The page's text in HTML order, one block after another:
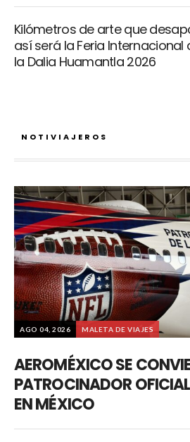
Kilómetros de arte que
así será la Feria Internacional
la Dalia Huamantla 2026
NOTIVIAJEROS
AGO 04, 2026 MALETA DE VIAJES
AEROMÉXICO SE
PATROCINADOR
EN MÉXICO